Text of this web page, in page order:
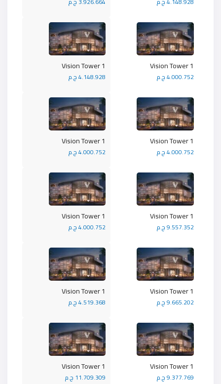
Vision Tower 1
4.148.928 ج.م
Vision Tower 1
4.000.752 ج.م
Vision Tower 1
4.000.752 ج.م
Vision Tower 1
4.000.752 ج.م
Vision Tower 1
4.000.752 ج.م
Vision Tower 1
9.557.352 ج.م
Vision Tower 1
4.519.368 ج.م
Vision Tower 1
9.665.202 ج.م
Vision Tower 1
11.709.309 ج.م
Vision Tower 1
9.377.769 ج.م